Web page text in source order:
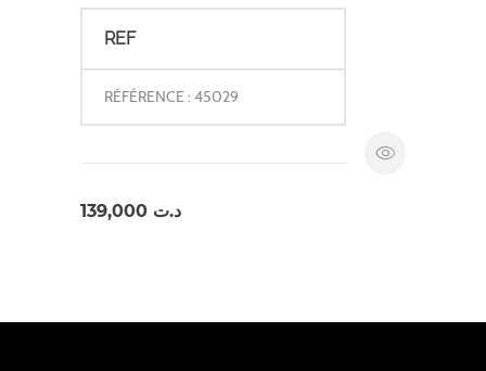
REF
RÉFÉRENCE : 45029
د.ت